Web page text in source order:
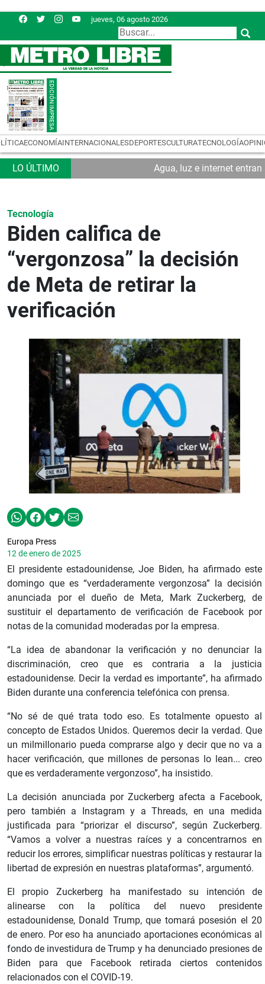
jueves, 06 agosto 2026
ECONOMÍAINTERNACIONALESDEPORTESCULTURATECNOLOGÍA
Agua, luz e internet
Tecnología
Biden califica de
“vergonzosa” la decisión
de Meta de retirar la
verificación
Europa Press
12 de enero de 2025
El presidente estadounidense, Joe Biden, ha afirmado este
domingo que es “verdaderamente vergonzosa” la decisión
anunciada por el dueño de Meta, Mark Zuckerberg, de
sustituir el departamento de verificación de Facebook por
notas de la comunidad moderadas por la empresa.
“La idea de abandonar la verificación y no denunciar la
discriminación, creo que es contraria a la justicia
estadounidense. Decir la verdad es importante”, ha afirmado
Biden durante una conferencia telefónica con prensa.
“No sé de qué trata todo eso. Es totalmente opuesto al
concepto de Estados Unidos. Queremos decir la verdad. Que
un milmillonario pueda comprarse algo y decir que no va a
hacer verificación, que millones de personas lo lean... creo
que es verdaderamente vergonzoso”, ha insistido.
La decisión anunciada por Zuckerberg afecta a Facebook,
pero también a Instagram y a Threads, en una medida
justificada para “priorizar el discurso”, según Zuckerberg.
“Vamos a volver a nuestras raíces y a concentrarnos en
reducir los errores, simplificar nuestras políticas y restaurar la
libertad de expresión en nuestras plataformas”, argumentó.
El propio Zuckerberg ha manifestado su intención de
alinearse con la política del nuevo presidente
estadounidense, Donald Trump, que tomará posesión el 20
de enero. Por eso ha anunciado aportaciones económicas al
fondo de investidura de Trump y ha denunciado presiones de
Biden para que Facebook retirada ciertos contenidos
relacionados con el COVID-19.